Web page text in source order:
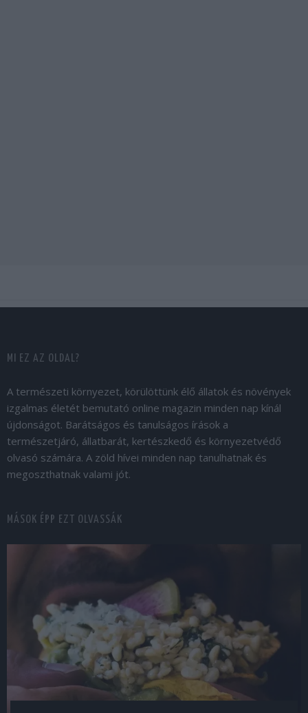
MI EZ AZ OLDAL?
A természeti környezet, körülöttünk élő állatok és növények
izgalmas életét bemutató online magazin minden nap kínál
újdonságot. Barátságos és tanulságos írások a
természetjáró, állatbarát, kertészkedő és környezetvédő
olvasó számára. A zöld hívei minden nap tanulhatnak és
megoszthatnak valami jót.
MÁSOK ÉPP EZT OLVASSÁK